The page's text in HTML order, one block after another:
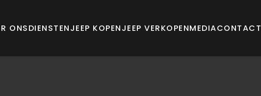
ONSDIENSTENJEEP KOPENJEEP VERKOPENMEDIACONTACT